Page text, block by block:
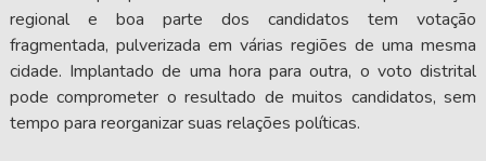
regional e boa parte dos candidatos tem votação
fragmentada, pulverizada em várias regiões de uma mesma
cidade. Implantado de uma hora para outra, o voto distrital
pode comprometer o resultado de muitos candidatos, sem
tempo para reorganizar suas relações políticas.